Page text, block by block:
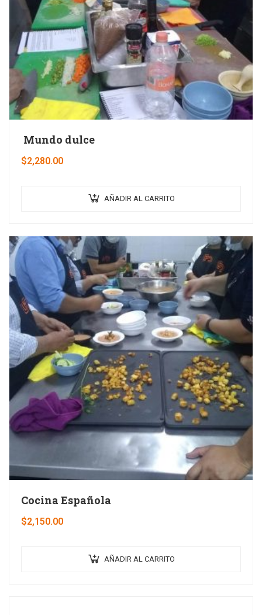
Mundo dulce
$2,280.00
AÑADIR AL CARRITO
Cocina Española
$2,150.00
AÑADIR AL CARRITO